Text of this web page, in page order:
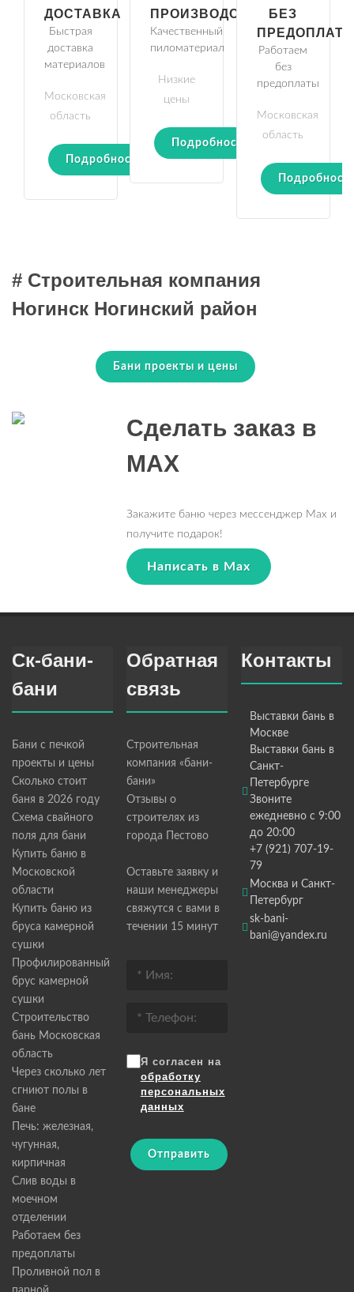
ДОСТАВКА
Быстрая
доставка
материалов
Московская
область
Подробности
ПРОИЗВОДСТВО
Качественный
пиломатериал
Низкие
цены
Подробности
БЕЗ
Работаем
без
предоплаты
Московская
область
# Строительная компания
Ногинск Ногинский район
Бани проекты и цены
Сделать заказ в
MAX
Закажите баню через мессенджер Max и
получите подарок!
Написать в Max
Ск-бани-
бани
Бани с печкой
проекты и цены
Сколько стоит
баня в 2026 году
Схема свайного
поля для бани
Купить баню в
Московской
области
Купить баню из
бруса камерной
сушки
Профилированный
брус камерной
сушки
Строительство
бань Московская
область
Через сколько лет
сгниют полы в
бане
Печь: железная,
чугунная,
кирпичная
Слив воды в
моечном
отделении
Работаем без
предоплаты
Проливной пол в
Обратная
связь
Строительная
компания «бани-
бани»
Отзывы о
строителях из
города Пестово
Оставьте заявку и
наши менеджеры
свяжутся с вами в
течении 15 минут
Я согласен на
обработку
персональных
данных
Отправить
Контакты
Выставки бань в
Москве
Выставки бань в
Санкт-
Петербурге
Звоните
ежедневно с 9:00
до 20:00
+7 (921) 707-19-
79
Москва и Санкт-
Петербург
sk-bani-
bani@yandex.ru